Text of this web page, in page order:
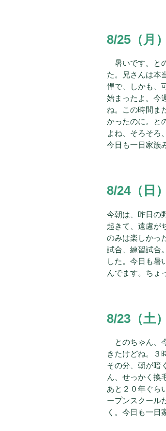
8/25（月）
暑いです。と
た。兄さんは本
悍で、しかも、
始まったよ。今
ね。この時間ま
かったのに。と
よね、そろそろ
今日も一日家族
8/24（日）
今朝は、昨日の
起きて、遠慮が
のみは楽しかっ
試合、練習試合
した。今日も暑
んでます。ちょ
8/23（土）
とのちゃん、
きたけどね。３
その分、朝が暗
ん、せっかく換
あと２０年ぐら
ープンスクール
く。今日も一日